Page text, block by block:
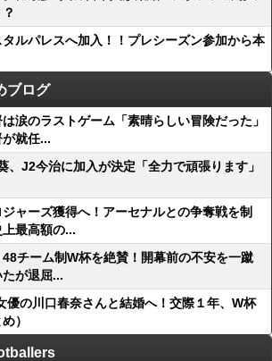
タルパレスへ加入！！プレシーズン参加から本
ブログ
涙のラストゲーム「素晴らしい冒険だった」
就任...
、J2今治に加入が決定「全力で頑張ります」
ャーズ獲得へ！アーセナルとの争奪戦を制
最高額の...
チーム制W杯を絶賛！開幕前の不安を一蹴
たが退屈...
優の川口春奈さんと結婚へ！交際１年、W杯
）